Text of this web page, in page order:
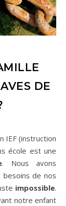
DE
école est une
. Nous avons
besoins de nos
impossible.
notre enfant